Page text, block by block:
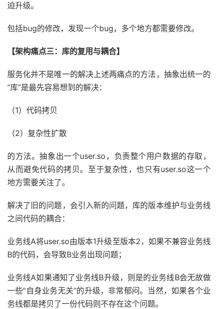
迫升级。
包括bug的修改，发现一个bug，多个地方都需要修改。
【架构痛点三：库的复用与耦合】
服务化并不是唯一的解决上述两痛点的方法，抽象出统一的
“库”是最先容易想到的解决：
（1）代码拷贝
（2）复杂性扩散
的方法。抽象出一个user.so，负责整个用户数据的存取，
从而避免代码的拷贝。至于复杂性，也只有user.so这一个
地方需要关注了。
解决了旧的问题，会引入新的问题，库的版本维护与业务线
之间代码的耦合：
业务线A将user.so由版本1升级至版本2，如果不兼容业务线
B的代码，会导致B业务出现问题；
业务线A如果通知了业务线B升级，则是的业务线B会无故做
一些“自身业务无关”的升级，非常郁闷。当然，如果各个业
务线都是拷贝了一份代码则不存在这个问题。